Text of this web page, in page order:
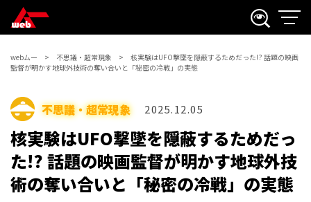
webムー 不思議・超常現象
核実験はUFO撃墜を隠蔽するためだった!? 話題の映画
監督が明かす地球外技術の奪い合いと「秘密の冷戦」の実態
不思議・超常現象 2025.12.05
核実験はUFO撃墜を隠蔽するためだっ
た!? 話題の映画監督が明かす地球外技
術の奪い合いと「秘密の冷戦」の実態